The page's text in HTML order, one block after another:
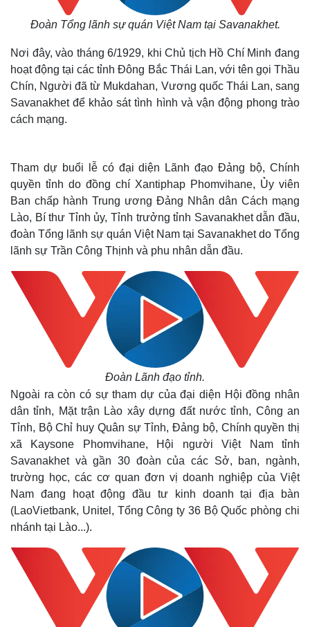
Thế giới
Quan sát
Cuộc sống đó đây
Multimedia
Ảnh
E-Magazine
Infographic
Đoàn Tổng lãnh sự quán Việt Nam tại Savanakhet.
Nơi đây, vào tháng 6/1929, khi Chủ tịch Hồ Chí Minh đang
hoạt động tại các tỉnh Đông Bắc Thái Lan, với tên gọi Thầu
Chín, Người đã từ Mukdahan, Vương quốc Thái Lan, sang
Savanakhet để khảo sát tình hình và vận động phong trào
cách mạng.
Tham dự buổi lễ có đại diện Lãnh đạo Đảng bộ, Chính
quyền tỉnh do đồng chí Xantiphap Phomvihane, Ủy viên
Ban chấp hành Trung ương Đảng Nhân dân Cách mạng
Lào, Bí thư Tỉnh ủy, Tỉnh trưởng tỉnh Savanakhet dẫn đầu,
đoàn Tổng lãnh sự quán Việt Nam tại Savanakhet do Tổng
lãnh sự Trần Công Thịnh và phu nhân dẫn đầu.
Đoàn Lãnh đạo tỉnh.
Ngoài ra còn có sự tham dự của đại diện Hội đồng nhân
dân tỉnh, Mặt trận Lào xây dựng đất nước tỉnh, Công an
Tỉnh, Bộ Chỉ huy Quân sự Tỉnh, Đảng bộ, Chính quyền thị
xã Kaysone Phomvihane, Hội người Việt Nam tỉnh
Savanakhet và gần 30 đoàn của các Sở, ban, ngành,
trường học, các cơ quan đơn vị doanh nghiệp của Việt
Nam đang hoạt động đầu tư kinh doanh tại địa bàn
(LaoVietbank, Unitel, Tổng Công ty 36 Bộ Quốc phòng chi
nhánh tại Lào...).